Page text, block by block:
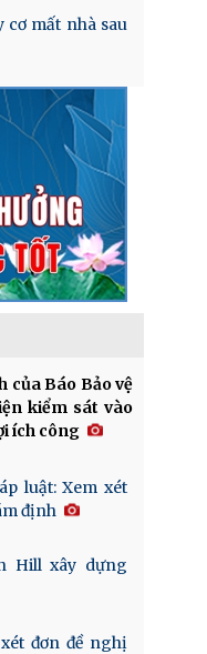
cơ mất nhà sau
của Báo Bảo vệ
kiểm sát vào
ích công
luật: Xem xét
định
Hill xây dựng
đơn đề nghị